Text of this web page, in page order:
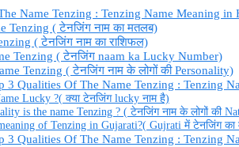
Name Tenzing : Tenzing Name Meaning in
Tenzing ( टेनजिंग नाम का मतलब)
( टेनजिंग नाम का राशिफल)
Tenzing ( टेनजिंग naam ka Lucky Number)
Tenzing ( टेनजिंग नाम के लोगों की Personality)
3 Qualities Of The Name Tenzing : Tenzing
Lucky ?( क्या टेनजिंग lucky नाम है)
is the name Tenzing ? ( टेनजिंग नाम के लोगों की
of Tenzing in Gujarati?( Gujrati में टेनजिंग का
3 Qualities Of The Name Tenzing : Tenzing